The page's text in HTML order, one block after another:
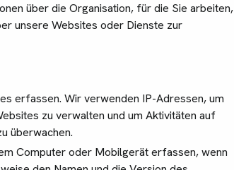
über die Organisation, für die Sie arbeiten,
unsere Websites oder Dienste zur
erfassen. Wir verwenden IP-Adressen, um
zu verwalten und um Aktivitäten auf
überwachen.
Computer oder Mobilgerät erfassen, wenn